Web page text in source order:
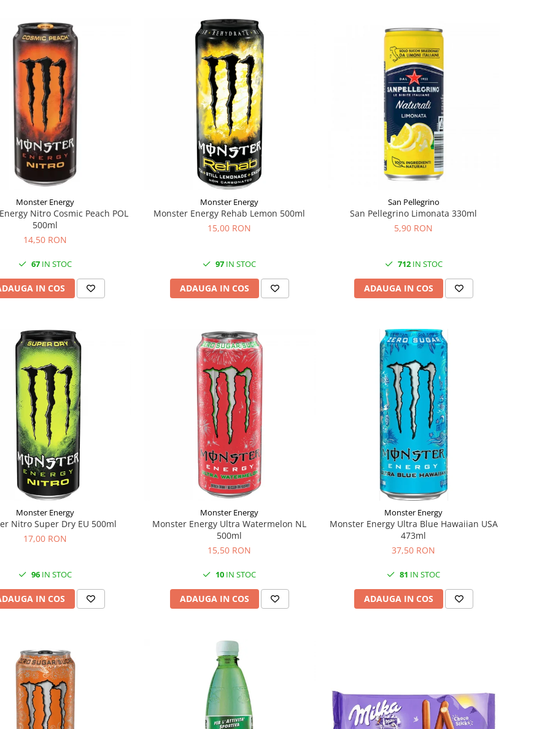
Monster Energy
Nitro Cosmic Peach POL
500ml
14,50 RON
67 IN STOC
IN COS
Monster Energy
Monster Energy Rehab Lemon 500ml
15,00 RON
97 IN STOC
ADAUGA IN COS
San Pellegrino
San Pellegrino Limonata 330ml
5,90 RON
712IN STOC
ADAUGA IN COS
Monster Energy
Nitro Super Dry EU 500ml
17,00 RON
96 IN STOC
IN COS
Monster Energy
Monster Energy Ultra Watermelon NL
500ml
15,50 RON
10 IN STOC
ADAUGA IN COS
Monster Energy
Monster Energy Ultra Blue Hawaiian USA
473ml
37,50 RON
81 IN STOC
ADAUGA IN COS